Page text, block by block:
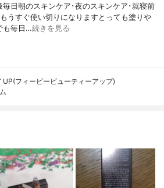
日朝のスキンケア･夜のスキンケア･就寝前
うすぐ使い切りになりますとっても塗りや
も毎日…続きを見る
UP(フィービービューティーアップ)